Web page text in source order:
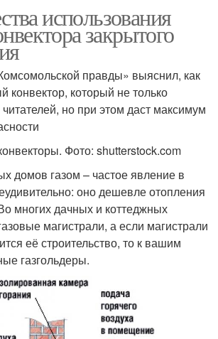
использования
закрытого
правды» выяснил, как
конвектор, который не только
но при этом даст максимум
Фото: shutterstock.com
домов газом – частое явление в
оно дешевле отопления
многих дачных и коттеджных
магистрали, а если магистрали
её строительство, то к вашим
газгольдеры.